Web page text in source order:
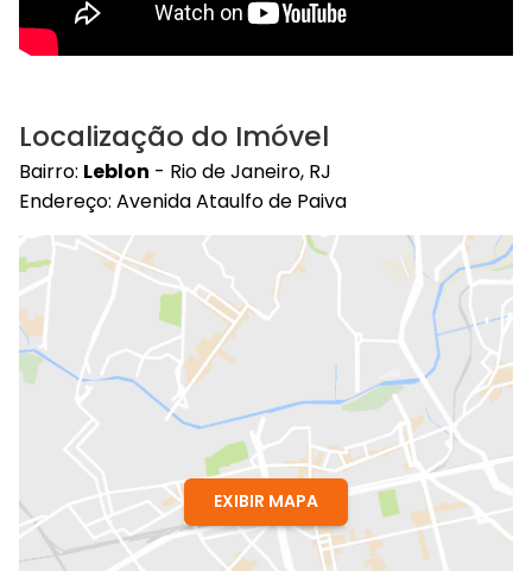
Localização do Imóvel
Bairro: Leblon - Rio de Janeiro, RJ
Endereço: Avenida Ataulfo de Paiva
EXIBIR MAPA